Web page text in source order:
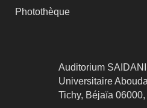
Photothèque
Auditorium
Universitaire
Tichy, Béjaïa